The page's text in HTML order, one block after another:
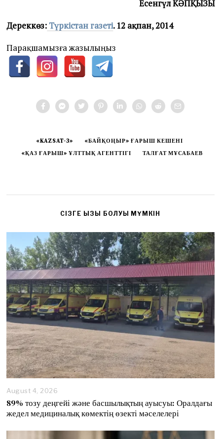
Есенгүл КӘПҚЫЗЫ
Дереккөз: Түркістан газеті. 12 ақпан, 2014
Парақшамызға жазылыңыз
«KAZSAT-3»
«БАЙҚОҢЫР» ҒАРЫШ КЕШЕНІ
«ҚАЗ ҒАРЫШ» ҰЛТТЫҚ АГЕНТТІГІ
ТАЛҒАТ МҰСАБАЕВ
CІЗГЕ ҚЫЗЫҚ БОЛУЫ МҮМКІН
August 4, 2026
89% тозу деңгейі және басшылықтың ауысуы: Оралдағы
жедел медициналық көмектің өзекті мәселелері